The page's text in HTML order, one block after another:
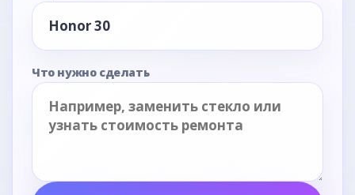
Что нужно сделать